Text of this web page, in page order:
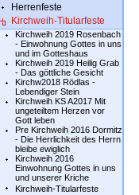
Herrenfeste
Kirchweih-Titularfeste
Kirchweih 2019 Rosenbach
- Einwohnung Gottes in uns
und im Gotteshaus
Kirchweih 2019 Heilig Grab
- Das göttliche Gesicht
Kirchw2018 Rödlas -
Lebendiger Stein
Kirchweih KS A2017 Mit
ungeteiltem Herzen vor
Gott leben
Pre Kirchweih 2016 Dormitz
- Die Herrlichkeit des Herrn
bleibe ewiglich
Kirchweih 2016
Einwohnung Gottes in uns
und unserer Kriche
Kirchweih-Titularfeste